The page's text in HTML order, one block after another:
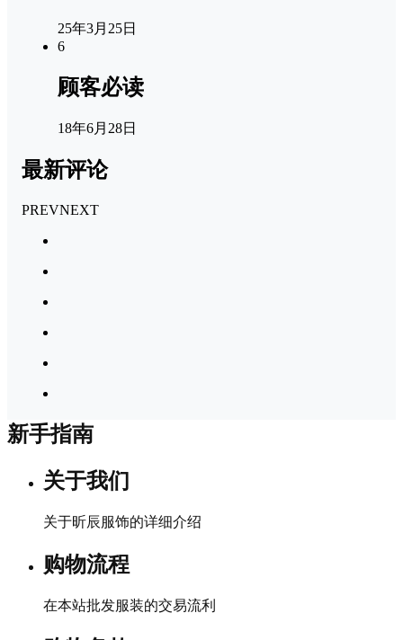
25年3月25日
6
顾客必读
18年6月28日
最新评论
PREVNEXT
新手指南
关于我们
关于昕辰服饰的详细介绍
购物流程
在本站批发服装的交易流利